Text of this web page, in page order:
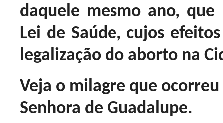
daquele mesmo ano,
Lei de Saúde, cujos
legalização do aborto na
Veja o milagre que
Senhora de Guadalupe.